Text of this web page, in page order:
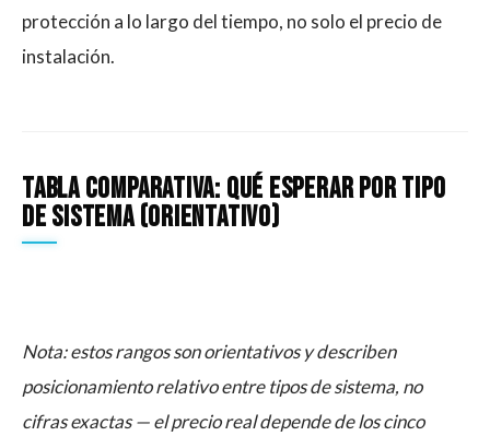
protección a lo largo del tiempo, no solo el precio de
instalación.
Tabla comparativa: qué esperar por tipo
de sistema (orientativo)
Nota: estos rangos son orientativos y describen
posicionamiento relativo entre tipos de sistema, no
cifras exactas — el precio real depende de los cinco